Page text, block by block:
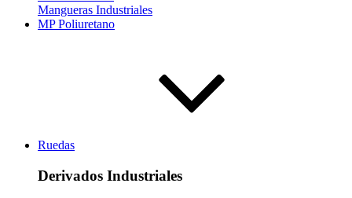
Mangueras Industriales
MP Poliuretano
Ruedas
Derivados Industriales